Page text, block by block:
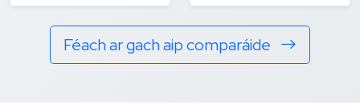
Féach ar gach aip comparáide